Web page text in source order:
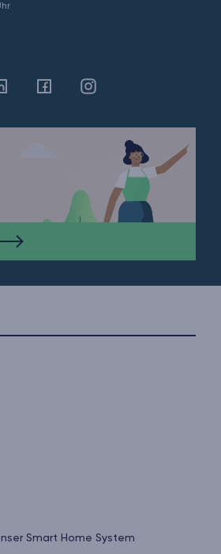
FacebookInstagram
Smart Home System